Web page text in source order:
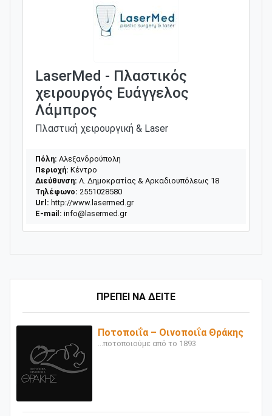
ΠΡΕΠΕΙ ΝΑ ΔΕΙΤΕ
Ποτοποιΐα – Οινοποιΐα Θράκης
...ποτοποιούμε από το 1893
LaserMed - Πλαστικός
χειρουργός Ευάγγελος
Λάμπρος
Πλαστική χειρουργική & Laser
Πόλη: Αλεξανδρούπολη
Περιοχή: Κέντρο
Διεύθυνση: Λ. Δημοκρατίας & Αρκαδιουπόλεως 18
Τηλέφωνο: 2551028580
Url: http://www.lasermed.gr
E-mail: info@lasermed.gr